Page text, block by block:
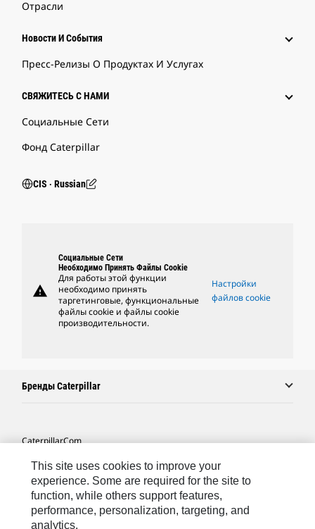
Отрасли
Новости И События
Пресс-Релизы О Продуктах И Услугах
СВЯЖИТЕСЬ С НАМИ
Социальные Сети
Фонд Caterpillar
CIS ‧ Russian
warning
Социальные Сети
Необходимо Принять Файлы Cookie
Для работы этой функции
необходимо принять
таргетинговые, функциональные
файлы cookie и файлы cookie
производительности.
Настройки
файлов cookie
Бренды Caterpillar
Caterpillar.com
Связаться С Caterpillar
Карта Сайта
Cookie Settings
This site uses cookies to improve your
experience. Some are required for the site to
function, while others support features,
performance, personalization, targeting, and
analytics.